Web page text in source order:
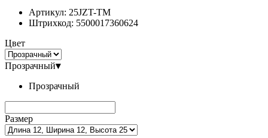
Артикул: 25JZT-TM
Штрихкод: 5500017360624
Цвет
Прозрачный▾
Прозрачный
Размер